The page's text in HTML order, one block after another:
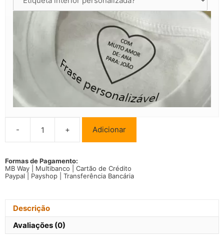
-
Quantidade
de
Bragança
+ Adicionar
Formas de Pagamento:
MB Way | Multibanco | Cartão de Crédito
Paypal | Payshop | Transferência Bancária
Descrição
Avaliações (0)